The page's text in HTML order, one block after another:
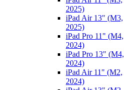
2025)
iPad Air 13" (M3,
2025)
iPad Pro 11" (M4,
2024)
iPad Pro 13" (M4,
2024)
iPad Air 11" (M2,
2024)